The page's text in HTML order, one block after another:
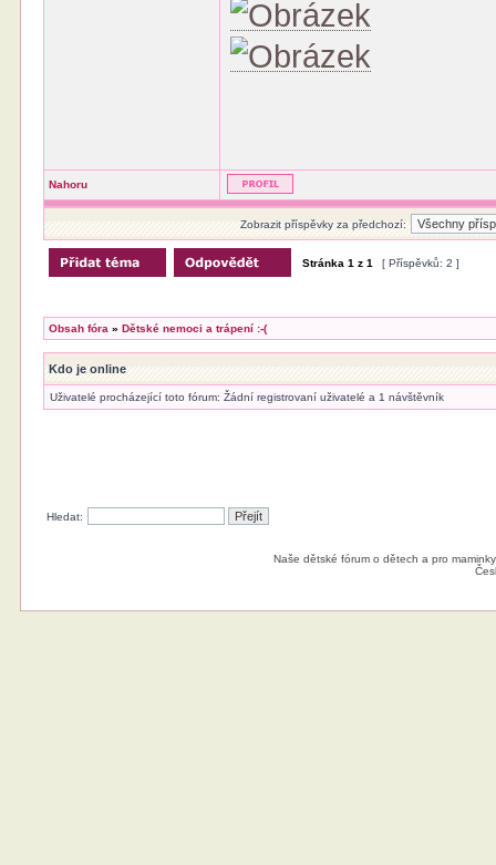
Nahoru
Zobrazit příspěvky za předchozí:
Stránka1 z1 [ Příspěvků: 2 ]
Obsah fóra »Dětské nemoci a trápení :-(
Kdo je online
Uživatelé procházející toto fórum: Žádní registrovaní uživatelé a 1 návštěvník
Hledat:
Naše dětské fórum o dětech a pro